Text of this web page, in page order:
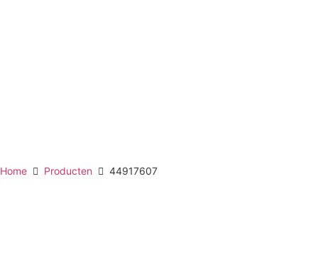
Home Producten 44917607